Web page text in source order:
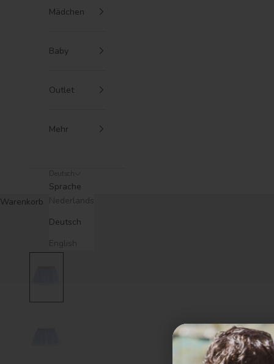
Mädchen
Baby
Outlet
Mehr
Deutsch
Sprache
Nederlands
Deutsch
English
Warenkorb